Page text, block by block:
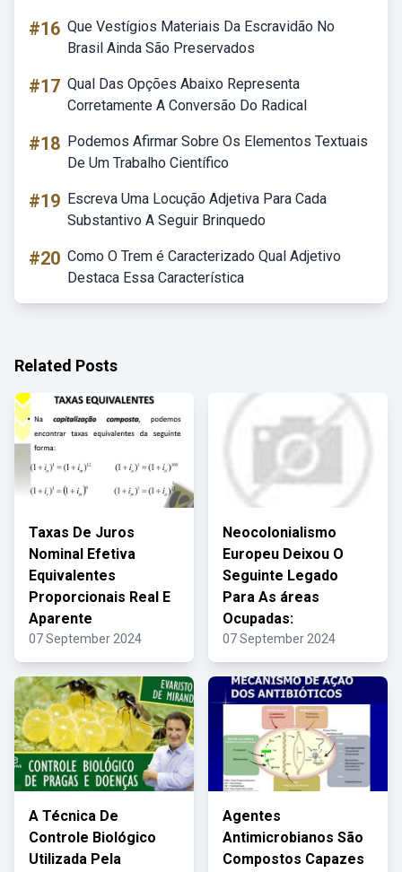
#16 Que Vestígios Materiais Da Escravidão No
Brasil Ainda São Preservados
#17 Qual Das Opções Abaixo Representa
Corretamente A Conversão Do Radical
#18 Podemos Afirmar Sobre Os Elementos Textuais
De Um Trabalho Científico
#19 Escreva Uma Locução Adjetiva Para Cada
Substantivo A Seguir Brinquedo
#20 Como O Trem é Caracterizado Qual Adjetivo
Destaca Essa Característica
Related Posts
Taxas De Juros
Nominal Efetiva
Equivalentes
Proporcionais Real E
Aparente
07 September 2024
Neocolonialismo
Europeu Deixou O
Seguinte Legado
Para As áreas
Ocupadas:
07 September 2024
A Técnica De
Controle Biológico
Utilizada Pela
Agentes
Antimicrobianos São
Compostos Capazes